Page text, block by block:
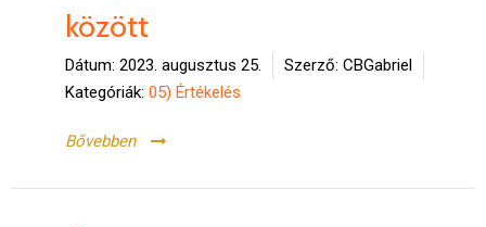
között
Dátum: 2023. augusztus 25. Szerző: CBGabriel
Kategóriák: 05) Értékelés
Bővebben